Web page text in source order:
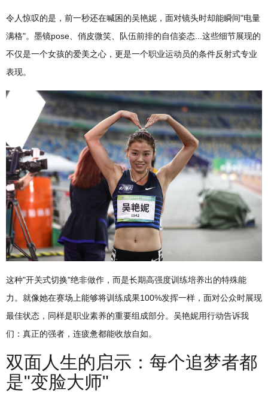
令人惊叹的是，前一秒还在喊困的吴艳妮，面对镜头时却能瞬间"电量
满格"。墨镜pose、俏皮微笑、队伍前排的自信姿态...这些细节展现的
不仅是一个女孩的爱美之心，更是一个职业运动员的条件反射式专业
表现。
这种"开关式切换"绝非做作，而是长期高强度训练培养出的特殊能
力。就像她在赛场上能够将训练成果100%发挥一样，面对公众时展现
最佳状态，同样是职业素养的重要组成部分。吴艳妮用行动告诉我
们：真正的强者，连疲惫都能收放自如。
双面人生的启示：每个追梦者都
是"变脸大师"